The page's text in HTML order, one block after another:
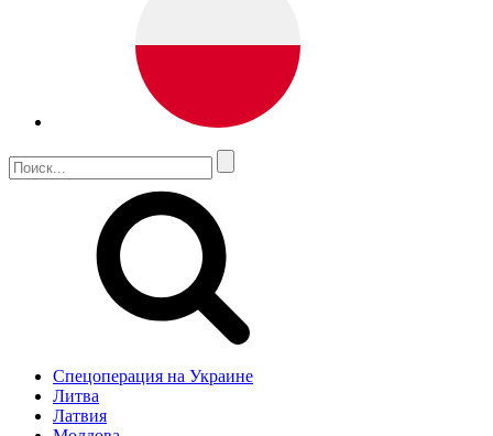
Спецоперация на Украине
Литва
Латвия